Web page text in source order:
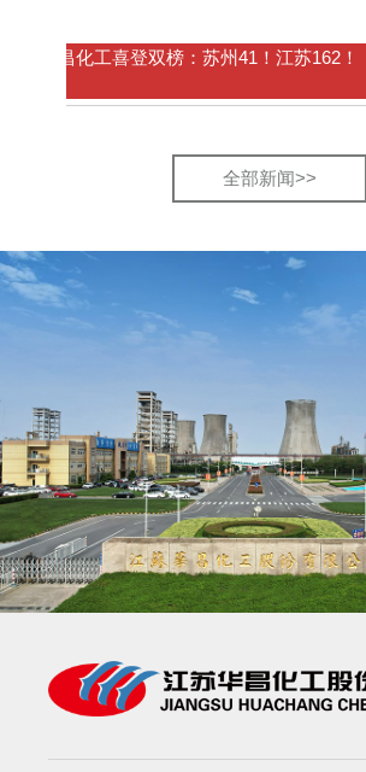
工喜登双榜：苏州41！江苏162！
全部新闻>>